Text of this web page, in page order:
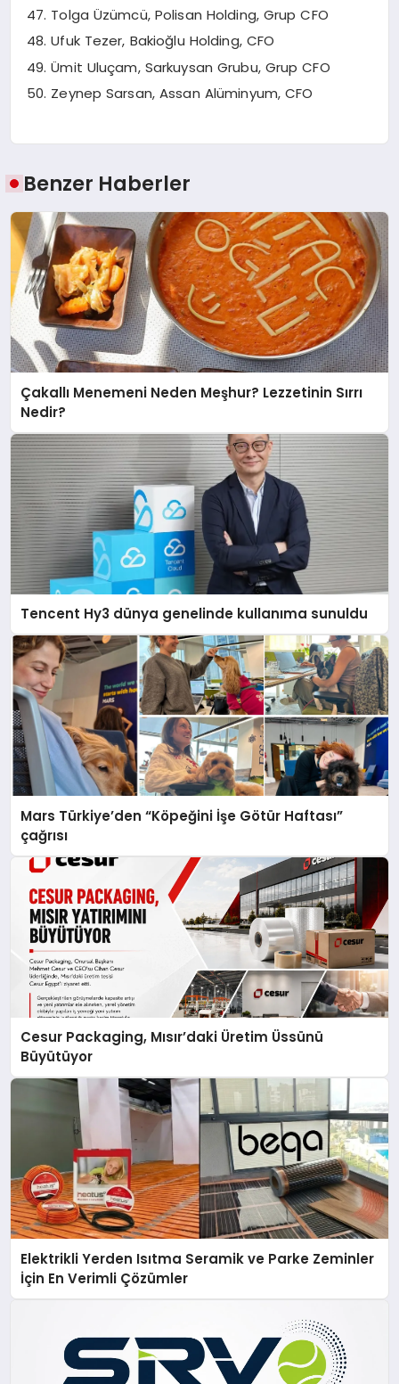
Tolga Üzümcü, Polisan Holding, Grup CFO
Ufuk Tezer, Bakioğlu Holding, CFO
Ümit Uluçam, Sarkuysan Grubu, Grup CFO
Zeynep Sarsan, Assan Alüminyum, CFO
Benzer Haberler
Çakallı Menemeni Neden Meşhur? Lezzetinin Sırrı
Nedir?
Tencent Hy3 dünya genelinde kullanıma sunuldu
Mars Türkiye’den “Köpeğini İşe Götür Haftası”
çağrısı
Cesur Packaging, Mısır’daki Üretim Üssünü
Büyütüyor
Elektrikli Yerden Isıtma Seramik ve Parke Zeminler
İçin En Verimli Çözümler